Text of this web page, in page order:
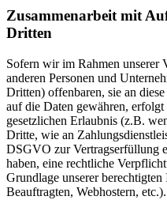
Zusammenarbeit mit
Dritten
Sofern wir im Rahmen unserer
anderen Personen und
Dritten) offenbaren, sie an
auf die Daten gewähren,
gesetzlichen Erlaubnis (z.B.
Dritte, wie an
DSGVO zur Vertragserfüllung
haben, eine rechtliche
Grundlage unserer
Beauftragten, Webhostern, etc.).